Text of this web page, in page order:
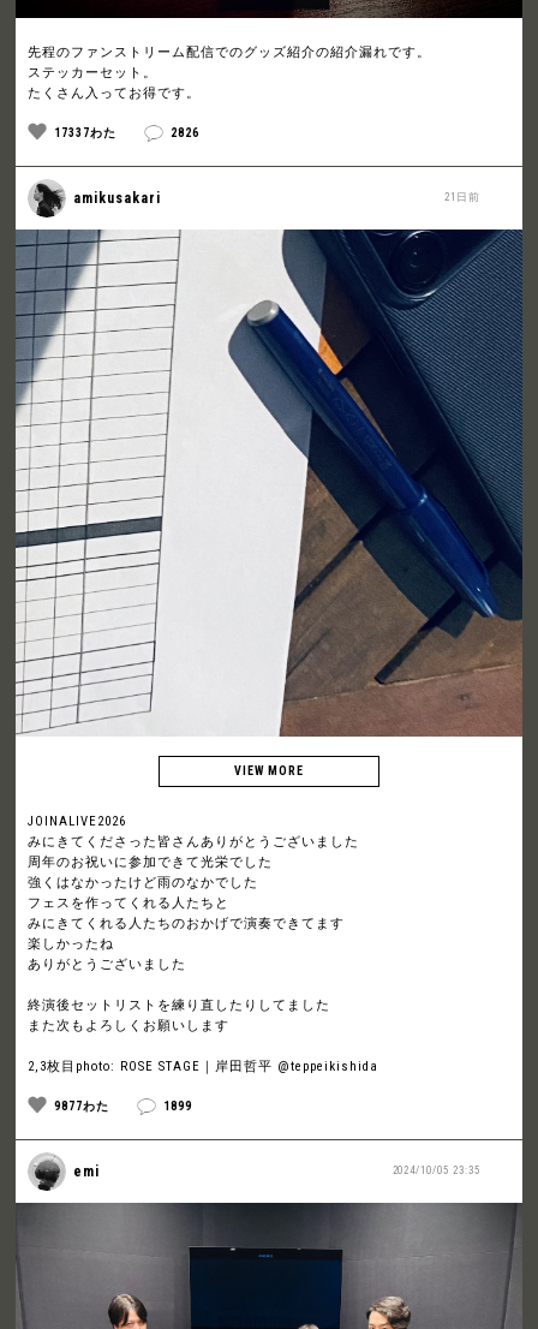
先程のファンストリーム配信でのグッズ紹介の紹介漏れです。
ステッカーセット。
たくさん入ってお得です。
17337わた 2826
21日前
amikusakari
JOINALIVE2026
みにきてくださった皆さんありがとうございました
周年のお祝いに参加できて光栄でした
強くはなかったけど雨のなかでした
フェスを作ってくれる人たちと
みにきてくれる人たちのおかげで演奏できてます
楽しかったね
ありがとうございました
終演後セットリストを練り直したりしてました
また次もよろしくお願いします
2,3枚目photo: ROSE STAGE｜岸田哲平 @teppeikishida
9877わた 1899
2024/10/05 23:35
emi